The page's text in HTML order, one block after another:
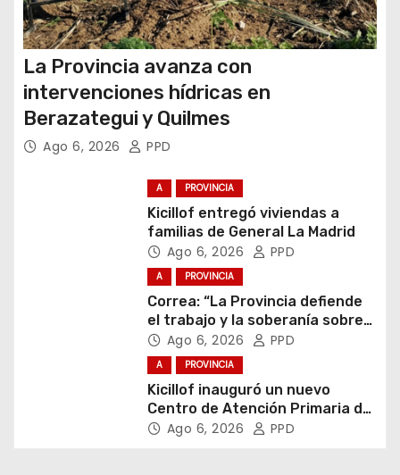
La Provincia avanza con
intervenciones hídricas en
Berazategui y Quilmes
Ago 6, 2026 PPD
A PROVINCIA
Kicillof entregó viviendas a
familias de General La Madrid
Ago 6, 2026 PPD
A PROVINCIA
Correa: “La Provincia defiende
el trabajo y la soberanía sobre
puertos y ríos”
Ago 6, 2026 PPD
A PROVINCIA
Kicillof inauguró un nuevo
Centro de Atención Primaria de
la Salud
Ago 6, 2026 PPD